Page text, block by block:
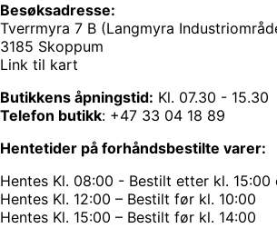
Besøksadresse:
Tverrmyra 7 B (Langmyra
3185 Skoppum
Link til kart
Butikkens åpningstid: Kl. 07.30 - 15.30
Telefon butikk: +47 33 04 18 89
Hentetider på forhåndsbestilte varer:
Hentes Kl. 08:00 - Bestilt etter kl. 15:00
Hentes Kl. 12:00 – Bestilt før kl. 10:00
Hentes Kl. 15:00 – Bestilt før kl. 14:00